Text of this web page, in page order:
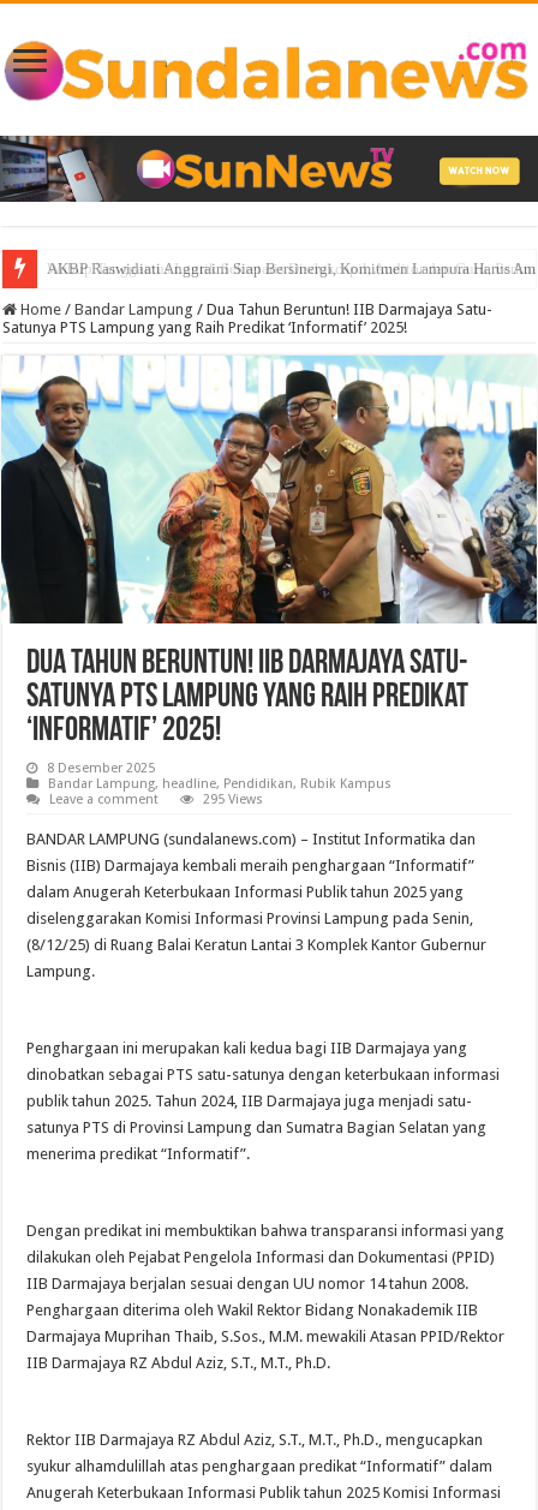
AKBP Raswidiati Anggraini Siap Bersinergi, Komitmen Lampura Harus
Home / Bandar Lampung / Dua Tahun Beruntun! IIB Darmajaya Satu-
Satunya PTS Lampung yang Raih Predikat ‘Informatif’ 2025!
Dua Tahun Beruntun! IIB Darmajaya Satu-
Satunya PTS Lampung yang Raih Predikat
‘Informatif’ 2025!
8 Desember 2025
Bandar Lampung, headline, Pendidikan, Rubik Kampus
Leave a comment
295 Views
BANDAR LAMPUNG (sundalanews.com) – Institut Informatika dan
Bisnis (IIB) Darmajaya kembali meraih penghargaan “Informatif”
dalam Anugerah Keterbukaan Informasi Publik tahun 2025 yang
diselenggarakan Komisi Informasi Provinsi Lampung pada Senin,
(8/12/25) di Ruang Balai Keratun Lantai 3 Komplek Kantor Gubernur
Lampung.
Penghargaan ini merupakan kali kedua bagi IIB Darmajaya yang
dinobatkan sebagai PTS satu-satunya dengan keterbukaan informasi
publik tahun 2025. Tahun 2024, IIB Darmajaya juga menjadi satu-
satunya PTS di Provinsi Lampung dan Sumatra Bagian Selatan yang
menerima predikat “Informatif”.
Dengan predikat ini membuktikan bahwa transparansi informasi yang
dilakukan oleh Pejabat Pengelola Informasi dan Dokumentasi (PPID)
IIB Darmajaya berjalan sesuai dengan UU nomor 14 tahun 2008.
Penghargaan diterima oleh Wakil Rektor Bidang Nonakademik IIB
Darmajaya Muprihan Thaib, S.Sos., M.M. mewakili Atasan PPID/Rektor
IIB Darmajaya RZ Abdul Aziz, S.T., M.T., Ph.D.
Rektor IIB Darmajaya RZ Abdul Aziz, S.T., M.T., Ph.D., mengucapkan
syukur alhamdulillah atas penghargaan predikat “Informatif” dalam
Anugerah Keterbukaan Informasi Publik tahun 2025 Komisi Informasi